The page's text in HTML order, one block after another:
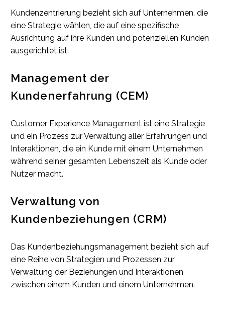
Kundenzentrierung bezieht sich auf Unternehmen, die
eine Strategie wählen, die auf eine spezifische
Ausrichtung auf ihre Kunden und potenziellen Kunden
ausgerichtet ist.
Management der
Kundenerfahrung (CEM)
Customer Experience Management ist eine Strategie
und ein Prozess zur Verwaltung aller Erfahrungen und
Interaktionen, die ein Kunde mit einem Unternehmen
während seiner gesamten Lebenszeit als Kunde oder
Nutzer macht.
Verwaltung von
Kundenbeziehungen (CRM)
Das Kundenbeziehungsmanagement bezieht sich auf
eine Reihe von Strategien und Prozessen zur
Verwaltung der Beziehungen und Interaktionen
zwischen einem Kunden und einem Unternehmen.